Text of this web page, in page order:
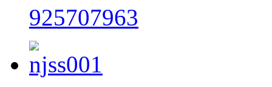
925707963